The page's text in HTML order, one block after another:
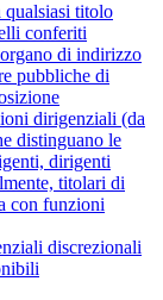
titolo
conferiti
di indirizzo
pubbliche di
dirigenziali (da
distinguano le
dirigenti
titolari di
con funzioni
discrezionali